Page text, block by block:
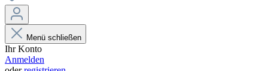
Menü schließen
Ihr Konto
Anmelden